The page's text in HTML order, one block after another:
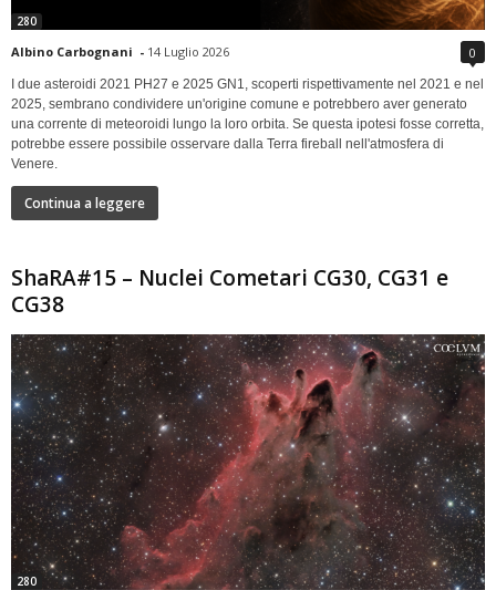
280
Albino Carbognani - 14 Luglio 2026 0
I due asteroidi 2021 PH27 e 2025 GN1, scoperti rispettivamente nel 2021 e nel
2025, sembrano condividere un'origine comune e potrebbero aver generato
una corrente di meteoroidi lungo la loro orbita. Se questa ipotesi fosse corretta,
potrebbe essere possibile osservare dalla Terra fireball nell'atmosfera di
Venere.
Continua a leggere
ShaRA#15 – Nuclei Cometari CG30, CG31 e
CG38
280